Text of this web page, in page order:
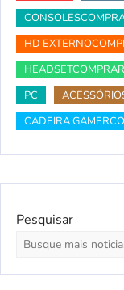
HD
HEADSETCOMPRAR
PC
CADEIRA
Pesquisar